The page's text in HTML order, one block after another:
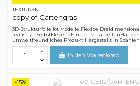
TEXTUREN
copy of Gartengras
3D-Strukturfolie fot Modelle
realistischSelbstklebendEinfach zu
umweltfreundliches Produkt Hergestellt in Spanien
In den Warenkorb
-15%